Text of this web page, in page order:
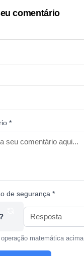
comentário
*
de segurança *
matemática acima